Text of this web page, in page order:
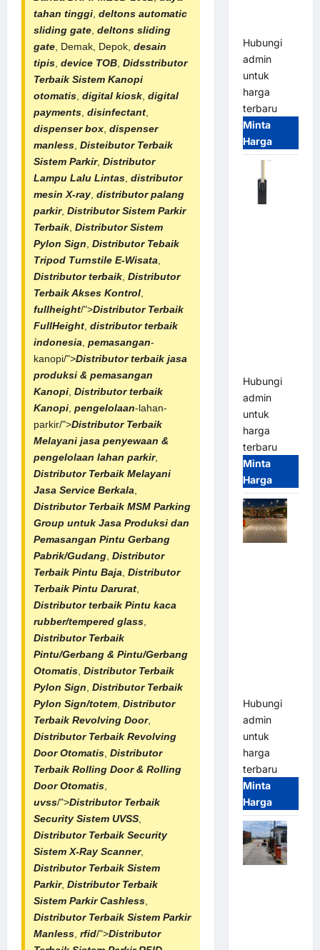
tahan tinggi, deltons automatic
sliding gate, deltons sliding
gate, Demak, Depok, desain
tipis, device TOB, Didsstributor
Terbaik Sistem Kanopi
otomatis, digital kiosk, digital
payments, disinfectant,
dispenser box, dispenser
manless, Disteibutor Terbaik
Sistem Parkir, Distributor
Lampu Lalu Lintas, distributor
mesin X-ray, distributor palang
parkir, DistributorSistem Parkir
Terbaik, DistributorSistem
Pylon Sign, Distributor Tebaik
Tripod Turnstile E-Wisata,
Distributor terbaik, Distributor
Terbaik Akses Kontrol,
fullheight/">Distributor Terbaik
FullHeight, distributor terbaik
indonesia, pemasangan-
kanopi/">Distributor terbaik jasa
produksi & pemasangan
Kanopi, Distributor terbaik
Kanopi, pengelolaan-lahan-
parkir/">Distributor Terbaik
Melayani jasa penyewaan &
pengelolaan lahan parkir,
Distributor Terbaik Melayani
Jasa Service Berkala,
Distributor Terbaik MSM Parking
Group untuk Jasa Produksi dan
Pemasangan Pintu Gerbang
Pabrik/Gudang, Distributor
Terbaik Pintu Baja, Distributor
Terbaik Pintu Darurat,
Distributor terbaik Pintu kaca
rubber/tempered glass,
Distributor Terbaik
Pintu/Gerbang & Pintu/Gerbang
Otomatis, Distributor Terbaik
Pylon Sign, Distributor Terbaik
Pylon Sign/totem, Distributor
Terbaik Revolving Door,
Distributor Terbaik Revolving
Door Otomatis, Distributor
Terbaik Rolling Door & Rolling
Door Otomatis,
uvss/">Distributor Terbaik
Security Sistem UVSS,
Distributor Terbaik Security
Sistem X-Ray Scanner,
Distributor Terbaik Sistem
Parkir, Distributor Terbaik
Sistem Parkir Cashless,
Distributor Terbaik Sistem Parkir
Manless, rfid/">Distributor
Hubungi
admin
untuk
harga
terbaru
Minta
Harga
Hubungi
admin
untuk
harga
terbaru
Minta
Harga
Hubungi
admin
untuk
harga
terbaru
Minta
Harga